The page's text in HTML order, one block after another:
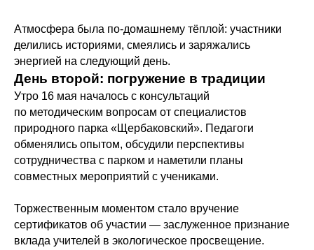
Атмосфера была по‑домашнему тёплой: участники
делились историями, смеялись и заряжались
энергией на следующий день.
День второй: погружение в традиции
Утро 16 мая началось с консультаций
по методическим вопросам от специалистов
природного парка «Щербаковский». Педагоги
обменялись опытом, обсудили перспективы
сотрудничества с парком и наметили планы
совместных мероприятий с учениками.
Торжественным моментом стало вручение
сертификатов об участии — заслуженное признание
вклада учителей в экологическое просвещение.